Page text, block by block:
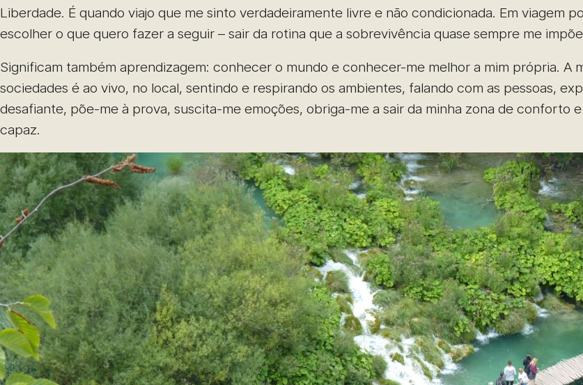
Liberdade. É quando viajo que me sinto verdadeiramente livre e não condicionada. Em viagem
escolher o que quero fazer a seguir – sair da rotina que a sobrevivência quase sempre me
Significam também aprendizagem: conhecer o mundo e conhecer-me melhor a mim própria.
sociedades é ao vivo, no local, sentindo e respirando os ambientes, falando com as pessoas,
desafiante, põe-me à prova, suscita-me emoções, obriga-me a sair da minha zona de conforto
capaz.